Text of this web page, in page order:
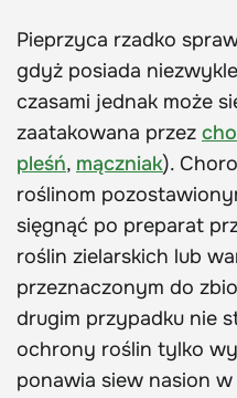
Pieprzyca rzadko
gdyż posiada
czasami jednak może
zaatakowana przez
pleśń, mączniak).
roślinom
sięgnąć po preparat
roślin zielarskich lub
przeznaczonym do
drugim przypadku nie
ochrony roślin tylko
ponawia siew nasion